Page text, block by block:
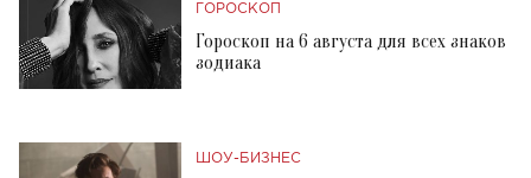
ГОРОСКОП
Гороскоп на 6 августа для всех знаков
зодиака
ШОУ-БИЗНЕС